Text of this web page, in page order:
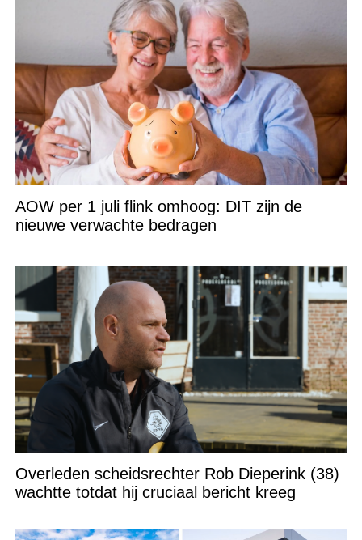
AOW per 1 juli flink omhoog: DIT zijn de
nieuwe verwachte bedragen
Overleden scheidsrechter Rob Dieperink (38)
wachtte totdat hij cruciaal bericht kreeg